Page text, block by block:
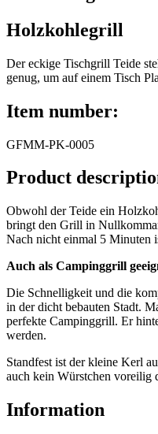
Holzkohlegrill
Der eckige Tischgrill Teide
genug, um auf einem Tisch
Item number:
GFMM-PK-0005
Product
Obwohl der Teide ein
bringt den Grill in
Nach nicht einmal 5 Minuten
Auch als Campinggrill
Die Schnelligkeit und die
in der dicht bebauten Stadt.
perfekte Campinggrill. Er
werden.
Standfest ist der kleine Kerl
auch kein Würstchen voreilig
Information